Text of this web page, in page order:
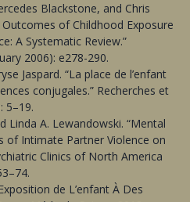
Blackstone, and Chris
Outcomes of Childhood Exposure
A Systematic Review.”
2006): e278-290.
Jaspard. “La place de l’enfant
conjugales.” Recherches et
5–19.
Linda A. Lewandowski. “Mental
of Intimate Partner Violence on
Clinics of North America
de L’enfant À Des